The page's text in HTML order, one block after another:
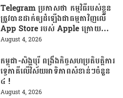
Telegram ប្រកាសថា កម្មវិធីរបស់ខ្លួន
ត្រូវបានដាក់ឲ្យដំឡើងជាធម្មតាវិញលើ
App Store របស់ Apple ក្រោយបាត់
ខ្លួនដោយគ្មានការបញ្ជាក់ពីមូលហេតុ
August 4, 2026
កម្ពុជា-សិង្ហបុរី ពង្រឹងកិច្ចសហប្រតិបត្តិការ
ទ្វេភាគីលើវិស័យអាទិភាពសំខាន់ៗចំនួន
៤ !
August 4, 2026